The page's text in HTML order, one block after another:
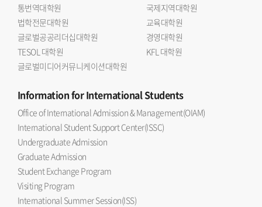
통번역대학원
국제지역대학원
법학전문대학원
교육대학원
글로벌공공리더십대학원
경영대학원
TESOL 대학원
KFL 대학원
글로벌미디어커뮤니케이션대학원
Informationfor International Students
Office of International Admission & Management(OIAM)
International Student Support Center(ISSC)
Undergraduate Admission
Graduate Admission
Student Exchange Program
Visiting Program
International Summer Session(ISS)